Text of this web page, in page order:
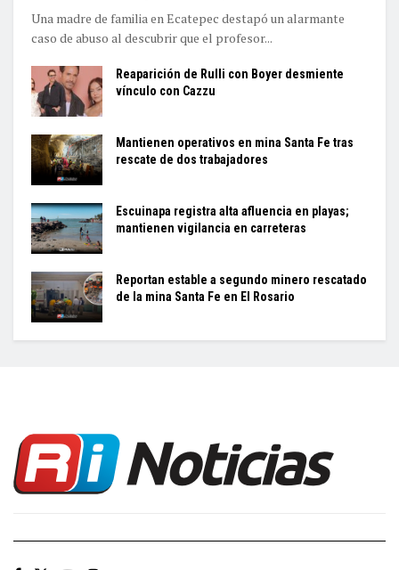
Una madre de familia en Ecatepec destapó un alarmante
caso de abuso al descubrir que el profesor...
Reaparición de Rulli con Boyer desmiente
vínculo con Cazzu
Mantienen operativos en mina Santa Fe tras
rescate de dos trabajadores
Escuinapa registra alta afluencia en playas;
mantienen vigilancia en carreteras
Reportan estable a segundo minero rescatado
de la mina Santa Fe en El Rosario